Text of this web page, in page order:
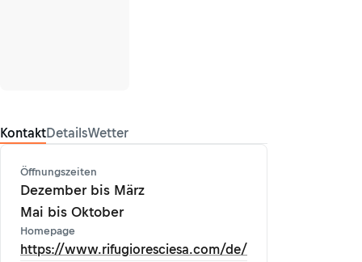
KontaktDetailsWetter
Öffnungszeiten
Dezember bis März
Mai bis Oktober
Homepage
https://www.rifugioresciesa.com/de/